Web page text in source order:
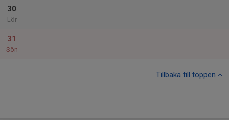
30
Lör
31
Sön
Tillbaka till toppen